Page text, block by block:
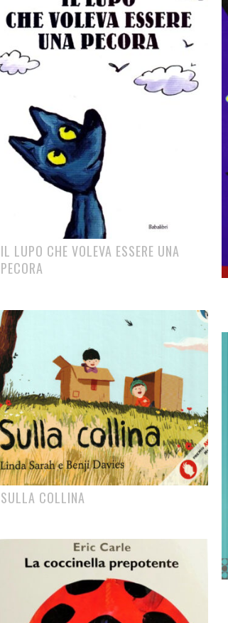
IL LUPO CHE VOLEVA ESSERE UNA
PECORA
SULLA COLLINA